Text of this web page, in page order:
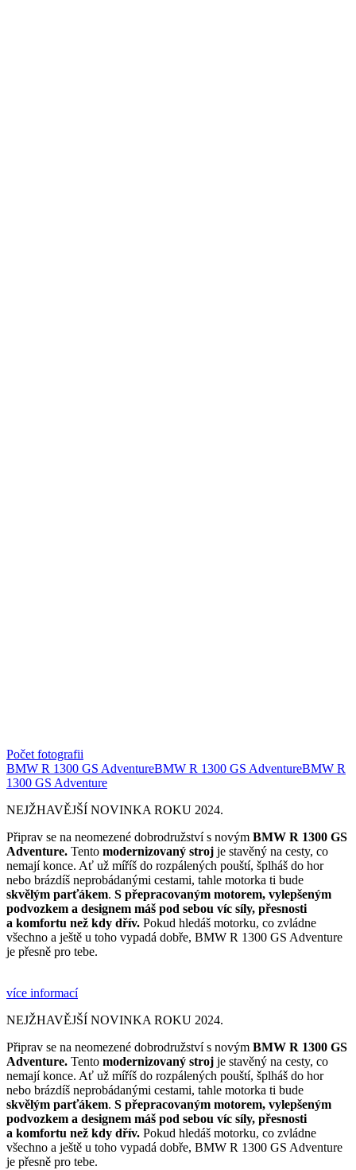
Počet fotografii
BMW R 1300 GS AdventureBMW R 1300 GS AdventureBMW R
1300 GS Adventure
NEJŽHAVĚJŠÍ NOVINKA ROKU 2024.
Připrav se na neomezené dobrodružství s novým BMW R 1300 GS
Adventure. Tento modernizovaný stroj je stavěný na cesty, co
nemají konce. Ať už míříš do rozpálených pouští, šplháš do hor
nebo brázdíš neprobádanými cestami, tahle motorka ti bude
skvělým parťákem. S přepracovaným motorem, vylepšeným
podvozkem a designem máš pod sebou víc síly, přesnosti
a komfortu než kdy dřív. Pokud hledáš motorku, co zvládne
všechno a ještě u toho vypadá dobře, BMW R 1300 GS Adventure
je přesně pro tebe.
více informací
NEJŽHAVĚJŠÍ NOVINKA ROKU 2024.
Připrav se na neomezené dobrodružství s novým BMW R 1300 GS
Adventure. Tento modernizovaný stroj je stavěný na cesty, co
nemají konce. Ať už míříš do rozpálených pouští, šplháš do hor
nebo brázdíš neprobádanými cestami, tahle motorka ti bude
skvělým parťákem. S přepracovaným motorem, vylepšeným
podvozkem a designem máš pod sebou víc síly, přesnosti
a komfortu než kdy dřív. Pokud hledáš motorku, co zvládne
všechno a ještě u toho vypadá dobře, BMW R 1300 GS Adventure
je přesně pro tebe.